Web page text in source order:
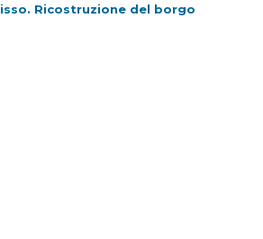
Ricostruzione del borgo